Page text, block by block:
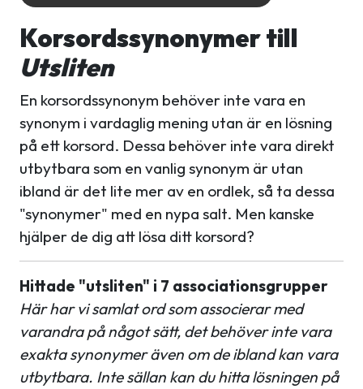
Korsordssynonymer till
Utsliten
En korsordssynonym behöver inte vara en
synonym i vardaglig mening utan är en lösning
på ett korsord. Dessa behöver inte vara direkt
utbytbara som en vanlig synonym är utan
ibland är det lite mer av en ordlek, så ta dessa
"synonymer" med en nypa salt. Men kanske
hjälper de dig att lösa ditt korsord?
Hittade "utsliten" i 7 associationsgrupper
Här har vi samlat ord som associerar med
varandra på något sätt, det behöver inte vara
exakta synonymer även om de ibland kan vara
utbytbara. Inte sällan kan du hitta lösningen på